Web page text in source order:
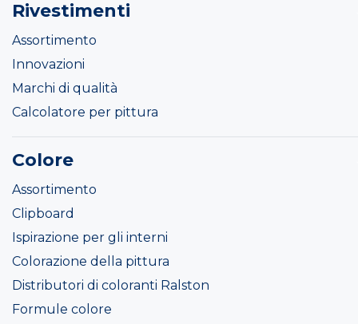
Rivestimenti
Assortimento
Innovazioni
Marchi di qualità
Calcolatore per pittura
Colore
Assortimento
Clipboard
Ispirazione per gli interni
Colorazione della pittura
Distributori di coloranti Ralston
Formule colore